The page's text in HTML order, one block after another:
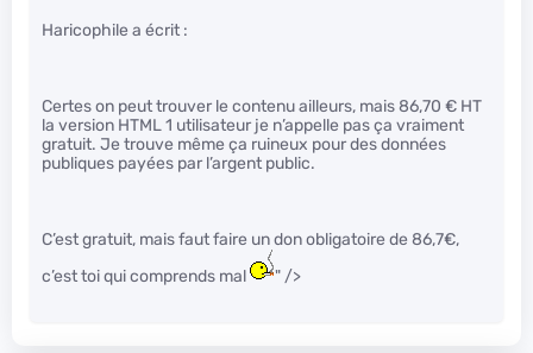
Haricophile a écrit :
Certes on peut trouver le contenu ailleurs, mais 86,70 € HT
la version HTML 1 utilisateur je n’appelle pas ça vraiment
gratuit. Je trouve même ça ruineux pour des données
publiques payées par l’argent public.
C’est gratuit, mais faut faire un don obligatoire de 86,7€,
c’est toi qui comprends mal
" />